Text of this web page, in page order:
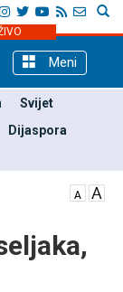
Meni
Svijet
Dijaspora